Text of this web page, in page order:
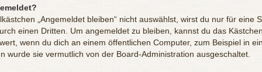
„Angemeldet bleiben“ nicht auswählst, wirst du nur für eine
einen Dritten. Um angemeldet zu bleiben, kannst du das
wenn du dich an einem öffentlichen Computer, zum Beispiel in
wurde sie vermutlich von der Board-Administration ausgeschaltet.